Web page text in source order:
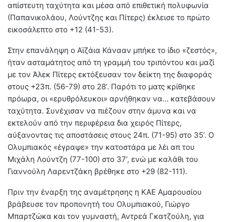
απίστευτη ταχύτητα και μέσα από επιθετική πολυφωνία
(Παπανικολάου, Λούντζης και Πίτερς) έκλεισε το πρώτο
εικοσάλεπτο στο +12 (41-53).
Στην επανάληψη ο Αϊζάια Κάνααν μπήκε το ίδιο «ζεστός»,
ήταν ασταμάτητος από τη γραμμή του τριπόντου και μαζί
με τον Άλεκ Πίτερς εκτόξευσαν τον δείκτη της διαφοράς
στους +23π. (56-79) στο 28’. Παρότι το ματς κρίθηκε
πρόωρα, οι «ερυθρόλευκοι» αρνήθηκαν να… κατεβάσουν
ταχύτητα. Συνέχισαν να πιέζουν στην άμυνα και να
εκτελούν από την περιφέρεια δια χειρός Πίτερς,
αύξανοντας τις αποστάσεις στους 24π. (71-95) στο 35’. Ο
Ολυμπιακός «έγραψε» την κατοστάρα με λέι απ του
Μιχάλη Λούντζη (77-100) στο 37’, ενώ με καλάθι του
Γιαννούλη Λαρεντζάκη βρέθηκε στο +29 (82-111).
Πριν την έναρξη της αναμέτρησης η ΚΑΕ Αμαρουσίου
βράβευσε τον προπονητή του Ολυμπιακού, Γιώργο
Μπαρτζώκα και τον γυμναστή, Αντρεά Γκατζούλη, για